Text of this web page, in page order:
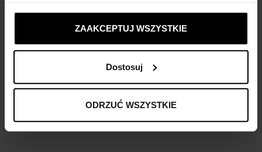
ustawienia prywatności.
ZAAKCEPTUJ WSZYSTKIE
Dostosuj
ODRZUĆ WSZYSTKIE
Kup teraz, Zapłać później!
Opis produktu
Materiał